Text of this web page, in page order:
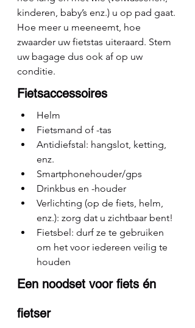
kinderen, baby’s enz.) u op pad gaat.
Hoe meer u meeneemt, hoe
zwaarder uw fietstas uiteraard. Stem
uw bagage dus ook af op uw
conditie.
Fietsaccessoires
Helm
Fietsmand of -tas
Antidiefstal: hangslot, ketting,
enz.
Smartphonehouder/gps
Drinkbus en -houder
Verlichting (op de fiets, helm,
enz.): zorg dat u zichtbaar bent!
Fietsbel: durf ze te gebruiken
om het voor iedereen veilig te
houden
Een noodset voor fiets én
fietser